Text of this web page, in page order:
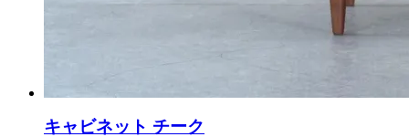
キャビネット チーク